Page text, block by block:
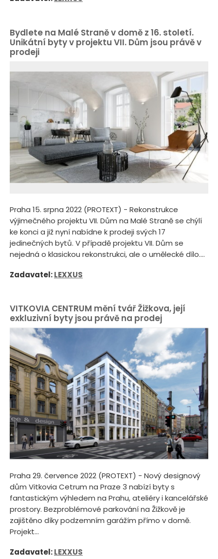
Bydlete na Malé Straně v domě z 16. století.
Unikátní byty v projektu VII. Dům jsou právě v
prodeji
Praha 15. srpna 2022 (PROTEXT) - Rekonstrukce
výjimečného projektu VII. Dům na Malé Straně se chýlí
ke konci a již nyní nabídne k prodeji svých 17
jedinečných bytů. V případě projektu VII. Dům se
nejedná o klasickou rekonstrukci, ale o umělecké dílo....
Zadavatel:LEXXUS
VITKOVIA CENTRUM mění tvář Žižkova, její
exkluzivní byty jsou právě na prodej
Praha 29. července 2022 (PROTEXT) - Nový designový
dům Vitkovia Cetrum na Praze 3 nabízí byty s
fantastickým výhledem na Prahu, ateliéry i kancelářské
prostory. Bezproblémové parkování na Žižkově je
zajištěno díky podzemním garážím přímo v domě.
Projekt...
Zadavatel:LEXXUS